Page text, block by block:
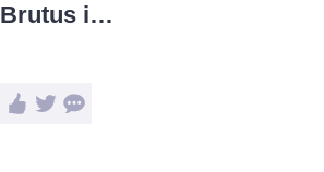
Brutus i…